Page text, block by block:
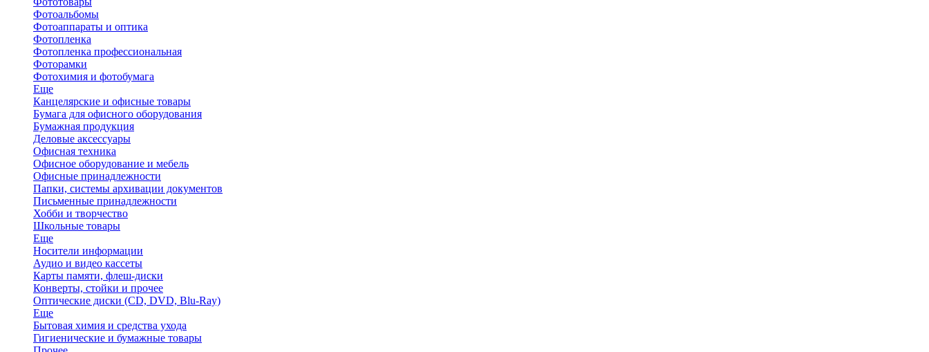
Фотоальбомы
Фотоаппараты и оптика
Фотопленка
Фотопленка профессиональная
Фоторамки
Фотохимия и фотобумага
Еще
Канцелярские и офисные товары
Бумага для офисного оборудования
Бумажная продукция
Деловые аксессуары
Офисная техника
Офисное оборудование и мебель
Офисные принадлежности
Папки, системы архивации документов
Письменные принадлежности
Хобби и творчество
Школьные товары
Еще
Носители информации
Аудио и видео кассеты
Карты памяти, флеш-диски
Конверты, стойки и прочее
Оптические диски (CD, DVD, Blu-Ray)
Еще
Бытовая химия и средства ухода
Гигиенические и бумажные товары